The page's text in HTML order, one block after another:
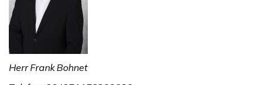
Herr Frank Bohnet